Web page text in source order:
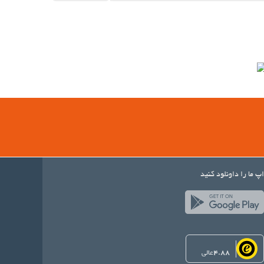
اپ ما را داونلود کنید
4.88عالی